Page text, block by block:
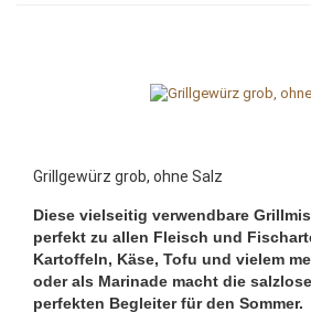
Grillgewürz grob, ohne Salz
Diese vielseitig verwendbare
perfekt zu allen Fleisch und
Kartoffeln, Käse, Tofu und vielem
oder als Marinade macht die
perfekten Begleiter für den Sommer.